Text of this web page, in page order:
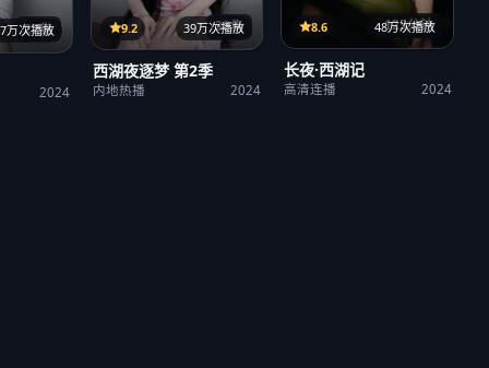
27集
万次播放
2024
38集
9.2 39万次播放
西湖夜逐梦 第2季
内地热播 2024
125分钟
8.6 48万次播放
长夜·西湖记
高清连播 2024